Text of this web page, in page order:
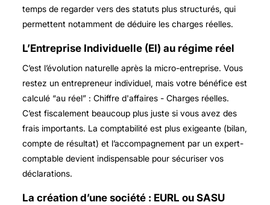
temps de regarder vers des statuts plus structurés, qui
permettent notamment de déduire les charges réelles.
L’Entreprise Individuelle (EI) au régime réel
C’est l’évolution naturelle après la micro-entreprise. Vous
restez un entrepreneur individuel, mais votre bénéfice est
calculé “au réel” : Chiffre d'affaires - Charges réelles.
C’est fiscalement beaucoup plus juste si vous avez des
frais importants. La comptabilité est plus exigeante (bilan,
compte de résultat) et l’accompagnement par un expert-
comptable devient indispensable pour sécuriser vos
déclarations.
La création d’une société : EURL ou SASU